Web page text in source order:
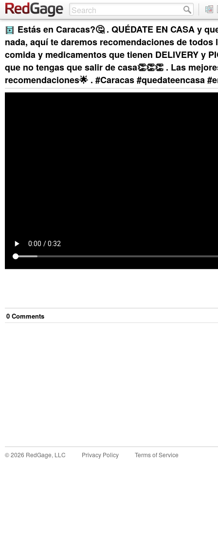
Estás en Caracas?🤔 . QUÉDATE EN CASA y
nada, aquí te daremos recomendaciones de todos
comida y medicamentos que tienen DELIVERY y
que no tengas que salir de casa👏👏👏 . Las
recomendaciones🌟 . #Caracas #quedateencasa
0 Comments
©2026 RedGage, LLC Privacy Policy Terms of Service